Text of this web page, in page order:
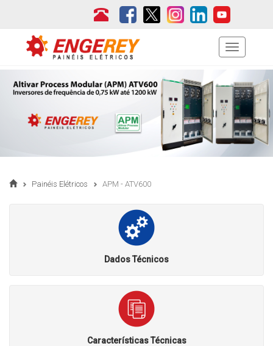
Menu
Painéis Elétricos APM - ATV600
Dados Técnicos
Características Técnicas